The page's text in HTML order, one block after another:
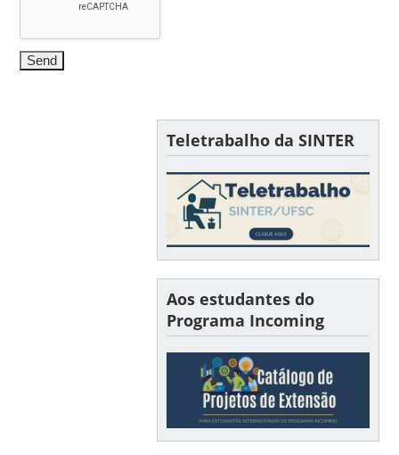
Teletrabalho da SINTER
Aos estudantes do
Programa Incoming